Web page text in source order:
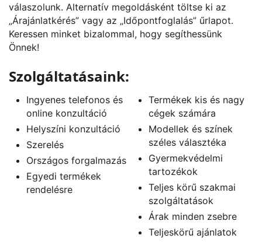
válaszolunk. Alternatív megoldásként töltse ki az
„Árajánlatkérés” vagy az „Időpontfoglalás” űrlapot.
Keressen minket bizalommal, hogy segíthessünk
Önnek!
Szolgáltatásaink:
Ingyenes telefonos és
online konzultáció
Helyszíni konzultáció
Szerelés
Országos forgalmazás
Egyedi termékek
rendelésre
Termékek kis és nagy
cégek számára
Modellek és színek
széles választéka
Gyermekvédelmi
tartozékok
Teljes körű szakmai
szolgáltatások
Árak minden zsebre
Teljeskörű ajánlatok